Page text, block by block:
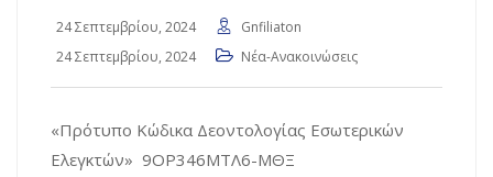
24 Σεπτεμβρίου, 2024
Gnfiliaton
24 Σεπτεμβρίου, 2024
Νέα-Ανακοινώσεις
«Πρότυπο Κώδικα Δεοντολογίας Εσωτερικών
Ελεγκτών» 9ΟΡ346ΜΤΛ6-ΜΘΞ